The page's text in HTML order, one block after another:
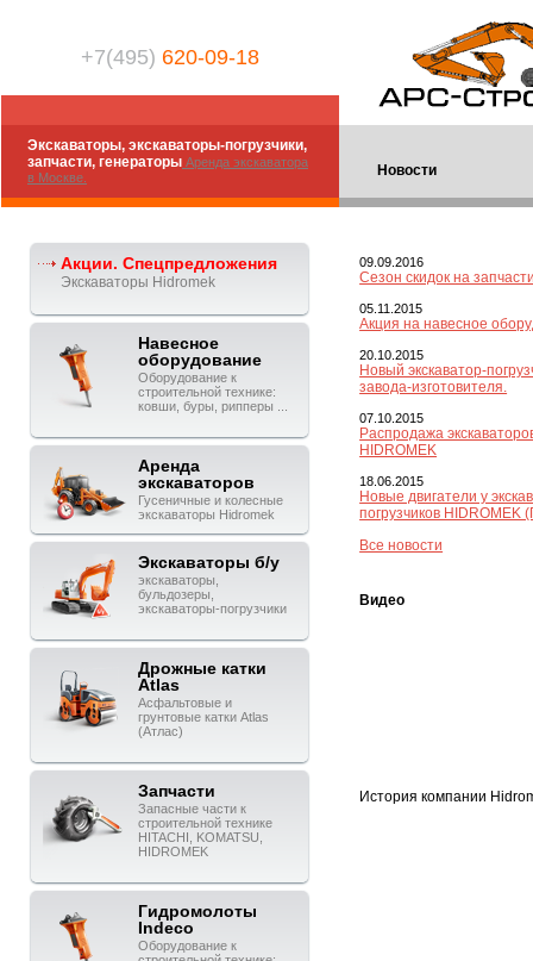
Новости
09.09.2016
Сезон скидок на
05.11.2015
Акция на навесное
20.10.2015
Новый экскаватор-
завода-изготовителя.
07.10.2015
Распродажа
HIDROMEK
18.06.2015
Новые двигатели у
погрузчиков HIDROMEK
Все новости
Видео
История компании
+7(495) 620-09-18
Экскаваторы, экскаваторы-погрузчики,
запчасти, генераторы Аренда экскаватора
в Москве.
Акции. Спецпредложения
Экскаваторы Hidromek
Навесное
оборудование
Оборудование к
строительной технике:
ковши, буры, рипперы ...
Аренда
экскаваторов
Гусеничные и колесные
экскаваторы Hidromek
Экскаваторы б/у
экскаваторы,
бульдозеры,
экскаваторы-погрузчики
Дрожные катки
Atlas
Асфальтовые и
грунтовые катки Atlas
(Атлас)
Запчасти
Запасные части к
строительной технике
HITACHI, KOMATSU,
HIDROMEK
Гидромолоты
Indeco
Оборудование к